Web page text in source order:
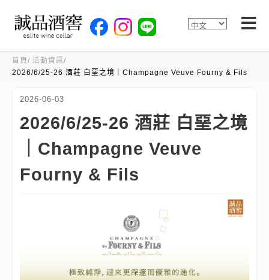
首頁
活動資訊
2026/6/25-26 酒莊 白堊之境｜Champagne Veuve Fourny & Fils
2026-06-03
2026/6/25-26 酒莊 白堊之境
｜Champagne Veuve
Fourny & Fils